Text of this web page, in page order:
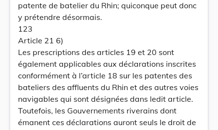
patente de batelier du Rhin; quiconque peut donc
y prétendre désormais.
123
Article 21 6)
Les prescriptions des articles 19 et 20 sont
également applicables aux déclarations inscrites
conformément à l’article 18 sur les patentes des
bateliers des affluents du Rhin et des autres voies
navigables qui sont désignées dans ledit article.
Toutefois, les Gouvernements riverains dont
émanent ces déclarations auront seuls le droit de